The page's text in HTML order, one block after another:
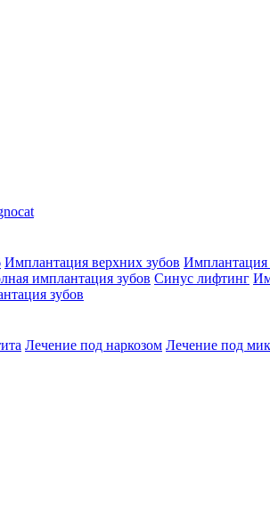
Имплантация верхних зубов Имплантация
имплантация зубов Синус лифтинг
зубов
Лечение под наркозом Лечение под